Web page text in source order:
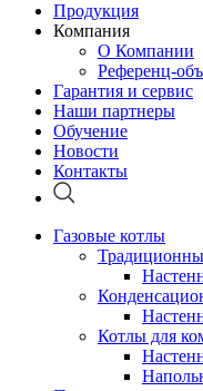
Продукция
Компания
О Компании
Референц-
Гарантия и сервис
Наши партнеры
Обучение
Новости
Контакты
Газовые котлы
Котлы для